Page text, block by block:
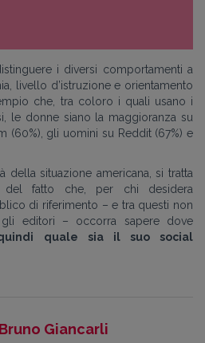
i diversi comportamenti a
livello d’istruzione e orientamento
che, tra coloro i quali usano i
le donne siano la maggioranza su
(60%), gli uomini su Reddit (67%) e
della situazione americana, si tratta
del fatto che, per chi desidera
di riferimento – e tra questi non
editori – occorra sapere dove
quale sia il suo social
Bruno Giancarli